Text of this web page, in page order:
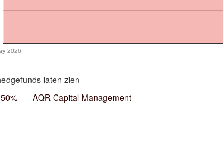
2026
laten zien
AQR Capital Management